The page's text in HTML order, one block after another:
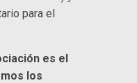
para el
es el
los